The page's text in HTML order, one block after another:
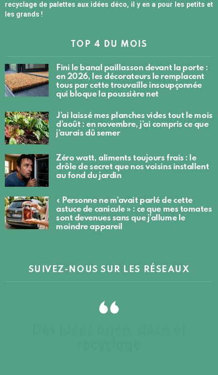
recyclage de palettes aux idées déco, il y en a pour les petits et
les grands !
TOP 4 DU MOIS
Fini le banal paillasson devant la porte :
en 2026, les décorateurs le remplacent
tous par cette trouvaille insoupçonnée
qui bloque la poussière net
J’ai laissé mes planches vides tout le mois
d’août : en novembre, j’ai compris ce que
j’aurais dû semer
Zéro watt, aliments toujours frais : le
drôle de secret que nos voisins installent
au fond du jardin
« Personne ne m’avait parlé de cette
astuce de canicule » : ce que mes tomates
sont devenues sans que j’allume le
moindre appareil
SUIVEZ-NOUS SUR LES RÉSEAUX